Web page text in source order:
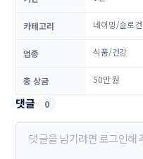
카테고리 네이밍/슬로건
업종 식품/건강
총 상금 50만 원
댓글 0